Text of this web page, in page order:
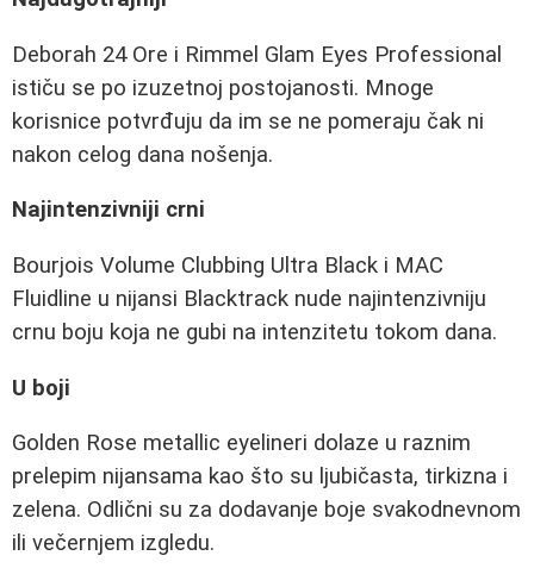
Deborah 24 Ore i Rimmel Glam Eyes Professional
ističu se po izuzetnoj postojanosti. Mnoge
korisnice potvrđuju da im se ne pomeraju čak ni
nakon celog dana nošenja.
Najintenzivniji crni
Bourjois Volume Clubbing Ultra Black i MAC
Fluidline u nijansi Blacktrack nude najintenzivniju
crnu boju koja ne gubi na intenzitetu tokom dana.
U boji
Golden Rose metallic eyelineri dolaze u raznim
prelepim nijansama kao što su ljubičasta, tirkizna i
zelena. Odlični su za dodavanje boje svakodnevnom
ili večernjem izgledu.